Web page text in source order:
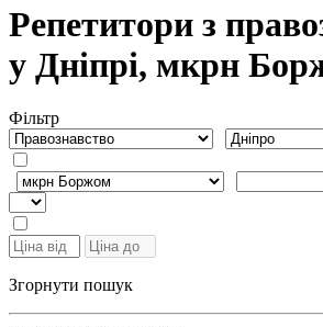
Репетитори з
у Дніпрі, мкрн
Фiльтр
Згорнути пошук